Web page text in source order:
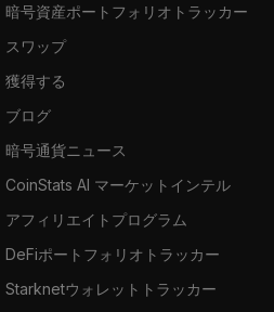
暗号資産ポートフォリオトラッカー
スワップ
獲得する
ブログ
暗号通貨ニュース
CoinStats AI マーケットインテル
アフィリエイトプログラム
DeFiポートフォリオトラッカー
Starknetウォレットトラッカー